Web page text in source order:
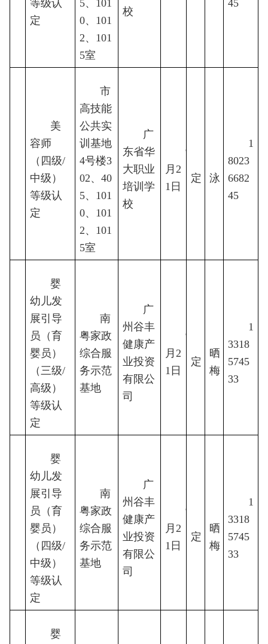
等级认
定
5、101
0、101
2、101
5室
校
45
4
美
容师
（四级/
中级）
等级认
定
市
高技能
公共实
训基地
4号楼3
02、40
5、101
0、101
2、101
5室
广
东省华
大职业
培训学
校
9
月2
1日
定
陈
泳
1
8023
6682
45
5
婴
幼儿发
展引导
员（育
婴员）
（三级/
高级）
等级认
定
南
粤家政
综合服
务示范
基地
广
州谷丰
健康产
业投资
有限公
司
9
月2
1日
定
晒
梅
1
3318
5745
33
6
婴
幼儿发
展引导
员（育
婴员）
（四级/
中级）
等级认
定
南
粤家政
综合服
务示范
基地
广
州谷丰
健康产
业投资
有限公
司
9
月2
1日
定
晒
梅
1
3318
5745
33
婴